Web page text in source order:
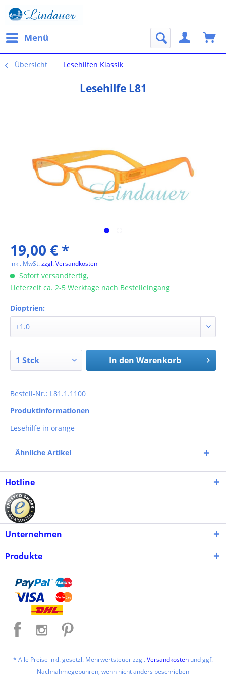
Menü
Übersicht Lesehilfen Klassik
Lesehilfe L81
19,00 € *
inkl. MwSt.zzgl. Versandkosten
Sofort versandfertig,
Lieferzeit ca. 2-5 Werktage nach Bestelleingang
Dioptrien:
In den Warenkorb
Bestell-Nr.: L81.1.1100
Produktinformationen
Lesehilfe in orange
Ähnliche Artikel
Hotline
Unternehmen
Produkte
* Alle Preise inkl. gesetzl. Mehrwertsteuer zzgl.Versandkosten und ggf.
Nachnahmegebühren, wenn nicht anders beschrieben